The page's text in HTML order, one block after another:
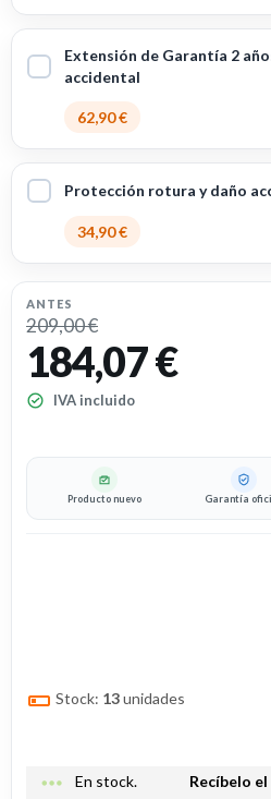
Extensión de Garantía 2
accidental
62,90 €
Protección rotura y daño
34,90 €
ANTES
209,00 €
184,07 €
IVA incluido
Producto nuevo Garantía
Stock: 13unidades
more_horiz En stock. Recíbelo